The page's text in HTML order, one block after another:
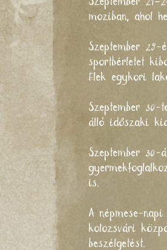
moziban, ahol
Szeptember 29-
sportbérletet
Elek egykori
Szeptember
álló időszaki
Szeptember 30-
is.
A népmese-
kolozsvári
beszélgetést.